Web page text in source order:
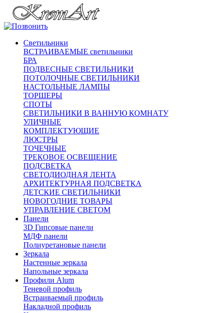
Светильники
ВСТРАИВАЕМЫЕ светильники
БРА
ПОДВЕСНЫЕ СВЕТИЛЬНИКИ
ПОТОЛОЧНЫЕ СВЕТИЛЬНИКИ
НАСТОЛЬНЫЕ ЛАМПЫ
ТОРШЕРЫ
СПОТЫ
СВЕТИЛЬНИКИ В ВАННУЮ КОМНАТУ
УЛИЧНЫЕ
КОМПЛЕКТУЮЩИЕ
ЛЮСТРЫ
ТОЧЕЧНЫЕ
ТРЕКОВОЕ ОСВЕЩЕНИЕ
ПОДСВЕТКА
СВЕТОДИОДНАЯ ЛЕНТА
АРХИТЕКТУРНАЯ ПОДСВЕТКА
ДЕТСКИЕ СВЕТИЛЬНИКИ
НОВОГОДНИЕ ТОВАРЫ
УПРАВЛЕНИЕ СВЕТОМ
Панели
3D Гипсовые панели
МДФ панели
Полиуретановые панели
Зеркала
Настенные зеркала
Напольные зеркала
Профили Alum
Теневой профиль
Встраиваемый профиль
Накладной профиль